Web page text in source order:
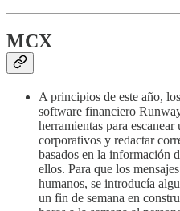
MCX
A principios de este año,
software financiero
herramientas para
corporativos y redactar
basados en la información
ellos. Para que los
humanos, se introducía
un fin de semana en